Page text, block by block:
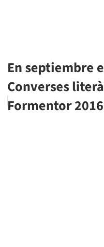
En septiembre
Converses
Formentor 2016